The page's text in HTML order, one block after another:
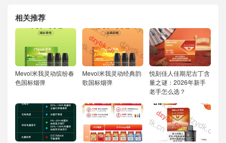
相关推荐
Mevol米我灵动缤纷春
色国标烟弹
Mevol米我灵动经典韵
歌国标烟弹
悦刻佳人佳期尼古丁含
量之谜：2026年新手
老手怎么选？